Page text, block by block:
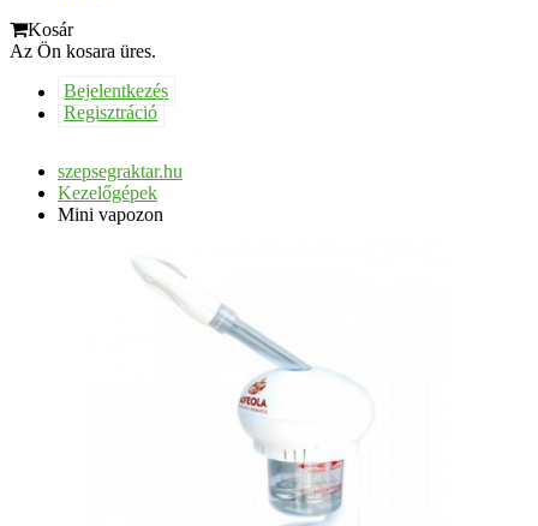
Kosár
Az Ön kosara üres.
Bejelentkezés
Regisztráció
szepsegraktar.hu
Kezelőgépek
Mini vapozon